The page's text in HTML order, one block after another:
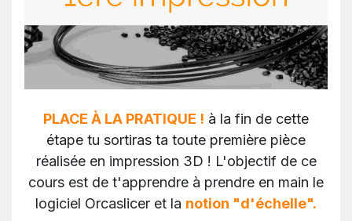
PLACE À LA PRATIQUE ! à la fin de cette
étape tu sortiras ta toute première pièce
réalisée en impression 3D ! L'objectif de ce
cours est de t'apprendre à prendre en main le
logiciel Orcaslicer et la notion "d'échelle".